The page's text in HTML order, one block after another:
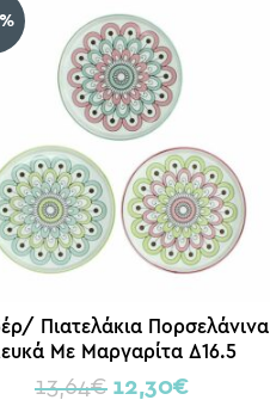
Πιατελάκια Πορσελάνινα
Με Μαργαρίτα Δ16.5
13,64€ 12,30€